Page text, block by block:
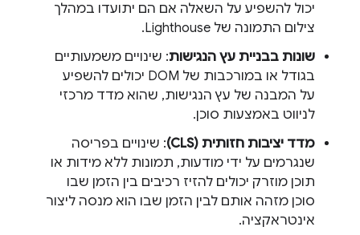
יכול להשפיע על השאלה אם הם יתועדו במהלך
צילום התמונה של Lighthouse.
שונות בבניית עץ הנגישות: שינויים משמעותיים
בגודל או במורכבות של DOM יכולים להשפיע
על המבנה של עץ הנגישות, שהוא מדד מרכזי
לניווט באמצעות סוכן.
מדד יציבות חזותית (CLS)
: שינויים בפריסה
שנגרמים על ידי מודעות, תמונות ללא מידות או
תוכן מוזרק יכולים להזיז רכיבים בין הזמן שבו
סוכן מזהה אותם לבין הזמן שבו הוא מנסה ליצור
אינטראקציה.